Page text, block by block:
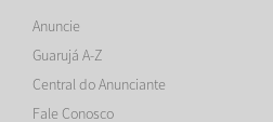
Anuncie
Guarujá A-Z
Central do Anunciante
Fale Conosco